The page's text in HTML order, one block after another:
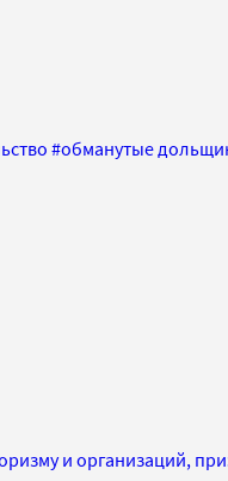
#обманутые
и организаций,